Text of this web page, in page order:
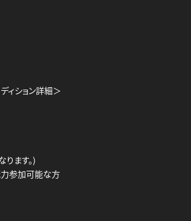
ィション詳細＞
ます。)
力参加可能な方